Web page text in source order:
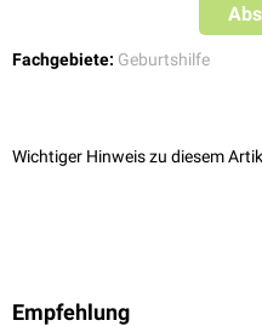
Fachgebiete: Geburtshilfe
Wichtiger Hinweis zu diesem
Empfehlung